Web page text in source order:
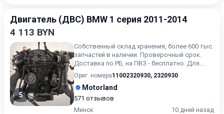
Двигатель (ДВС) BMW 1 серия 2011-2014
4 113 BYN
5
Собственный склад хранения, более 600 тыс.
запчастей в наличии. Проверочный срок.
Доставка по РБ, на ПВЗ - бесплатно. Для
получения актуальн...
Ориг. номера11002320930, 2320930
Motorland
571 отзывов
Минск
10 дней назад